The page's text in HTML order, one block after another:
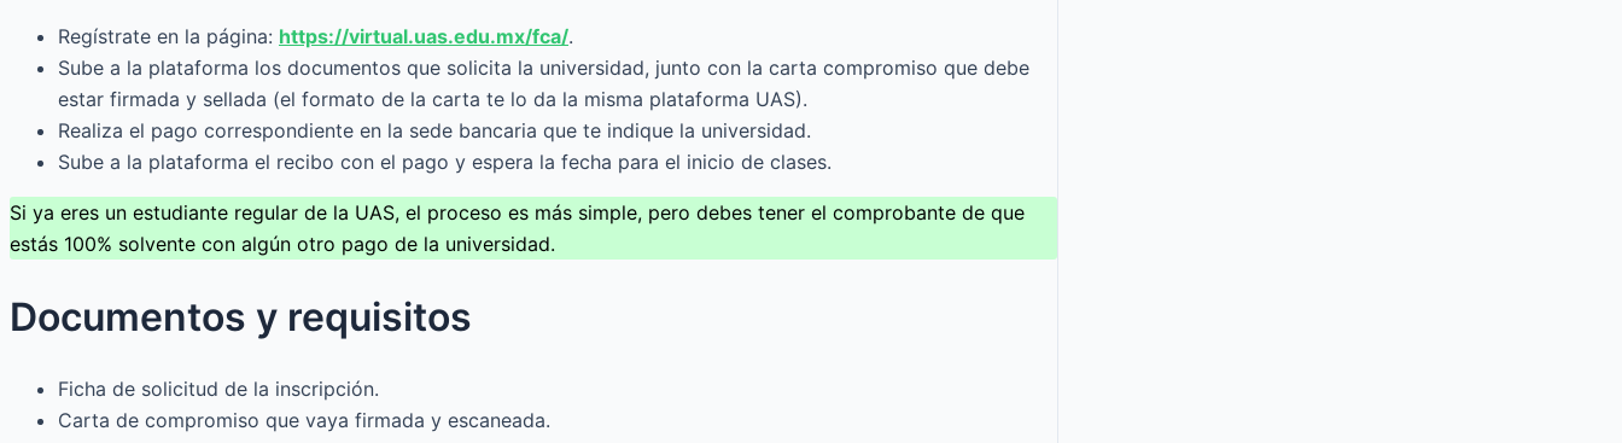
Regístrate en la página: https://virtual.uas.edu.mx/fca/.
Sube a la plataforma los documentos que solicita la universidad, junto con la carta compromiso que debe
estar firmada y sellada (el formato de la carta te lo da la misma plataforma UAS).
Realiza el pago correspondiente en la sede bancaria que te indique la universidad.
Sube a la plataforma el recibo con el pago y espera la fecha para el inicio de clases.
Si ya eres un estudiante regular de la UAS, el proceso es más simple, pero debes tener el comprobante de que
estás 100% solvente con algún otro pago de la universidad.
Documentos y requisitos
Ficha de solicitud de la inscripción.
Carta de compromiso que vaya firmada y escaneada.